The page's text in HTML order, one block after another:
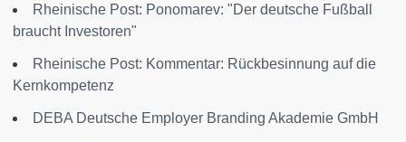
Rheinische Post: Ponomarev: "Der deutsche Fußball
braucht Investoren"
Rheinische Post: Kommentar: Rückbesinnung auf die
Kernkompetenz
DEBA Deutsche Employer Branding Akademie GmbH